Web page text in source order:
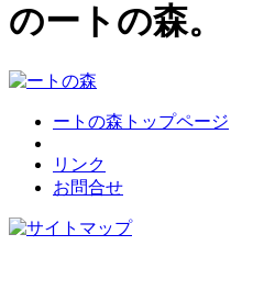
のートの森。
ートの森トップページ
リンク
お問合せ